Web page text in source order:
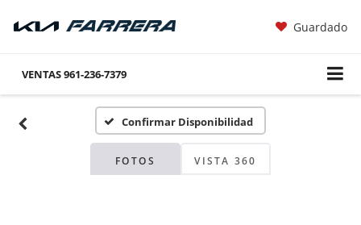
Guardado
VENTAS961-236-7379
Confirmar Disponibilidad
FOTOS VISTA 360
Fotos No
Disponibles
Por favor, revise luego